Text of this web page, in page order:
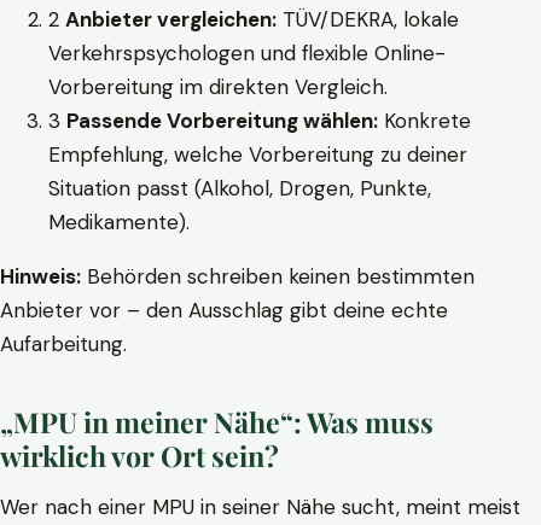
2 Anbieter vergleichen: TÜV/DEKRA, lokale
Verkehrspsychologen und flexible Online-
Vorbereitung im direkten Vergleich.
3 Passende Vorbereitung wählen: Konkrete
Empfehlung, welche Vorbereitung zu deiner
Situation passt (Alkohol, Drogen, Punkte,
Medikamente).
Hinweis: Behörden schreiben keinen bestimmten
Anbieter vor – den Ausschlag gibt deine echte
Aufarbeitung.
„MPU in meiner Nähe“: Was muss
wirklich vor Ort sein?
Wer nach einer MPU in seiner Nähe sucht, meint meist